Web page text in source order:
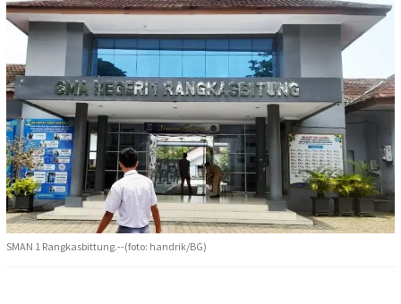
SMAN 1 Rangkasbittung.--(foto: handrik/BG)